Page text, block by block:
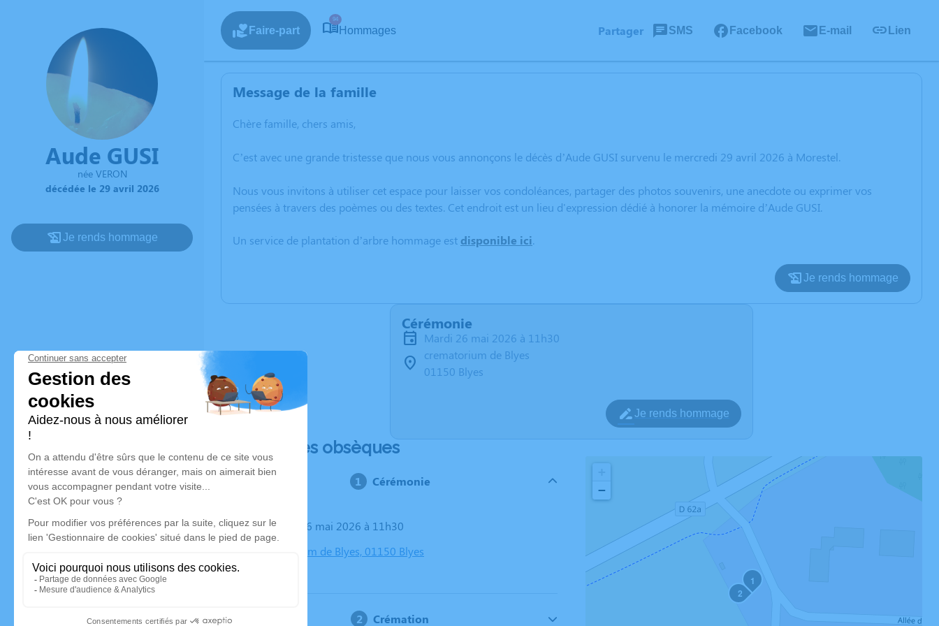
Aude GUSI
née VERON
décédée le 29 avril 2026
Je rends hommage
Faire-part
94
Hommages Partager SMS Facebook E-mail Lien
Message de la famille
Chère famille, chers amis,
C’est avec une grande tristesse que nous vous annonçons le décès d’Aude GUSI survenu le mercredi 29 avril 2026 à Morestel.
Nous vous invitons à utiliser cet espace pour laisser vos condoléances, partager des photos souvenirs, une anecdote ou exprimer vos
pensées à travers des poèmes ou des textes. Cet endroit est un lieu d'expression dédié à honorer la mémoire d’Aude GUSI.
Un service de plantation d’arbre hommage est disponible ici.
Je rends hommage
Cérémonie
mardi 26 mai 2026 à 11h30
crematorium de Blyes
01150 Blyes
Je rends hommage
Déroulé des obsèques
Cérémonie
Le mardi 26 mai 2026 à 11h30
crematorium de Blyes, 01150 Blyes
Crémation
1
2
−